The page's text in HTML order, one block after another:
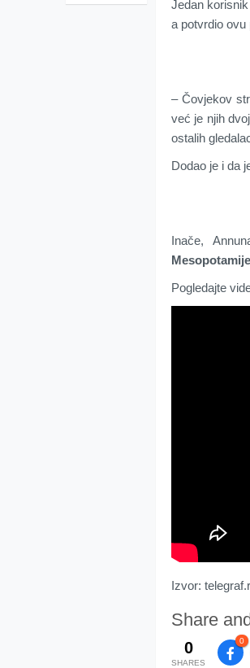
Jedan
a potvrdio ovu
– Čovjekov
već je njih
ostalih
Dodao je i da
Inače,
Mesopotamije
Pogledajte
Izvor:
Share
0
SHARES
0